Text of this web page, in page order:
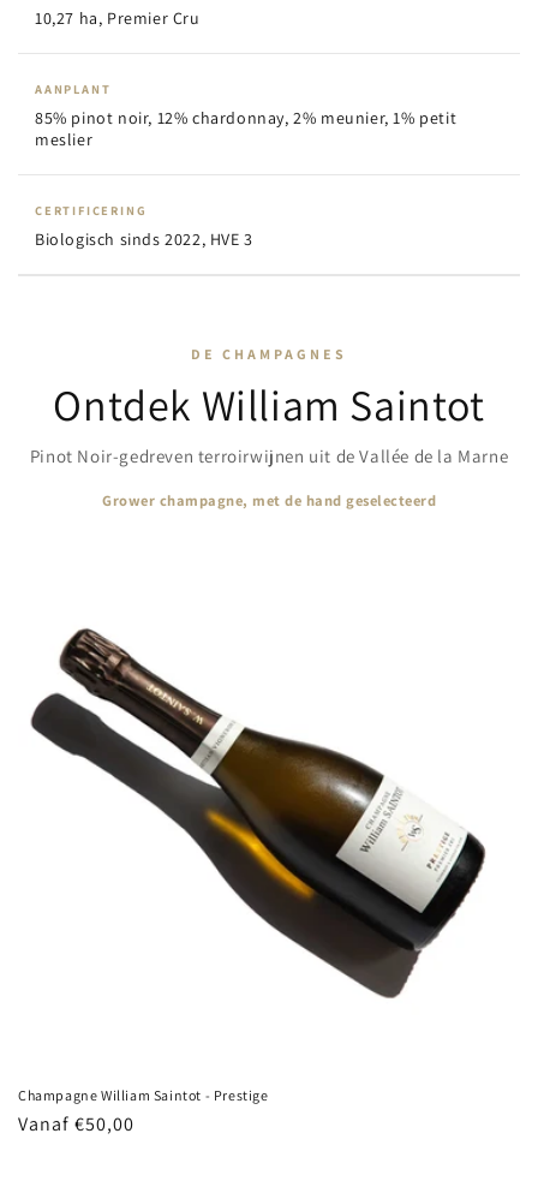
10,27 ha, Premier Cru
AANPLANT
85% pinot noir, 12% chardonnay, 2% meunier, 1% petit
meslier
CERTIFICERING
Biologisch sinds 2022, HVE 3
DE CHAMPAGNES
Ontdek William Saintot
Pinot Noir-gedreven terroirwijnen uit de Vallée de la Marne
Grower champagne, met de hand geselecteerd
Champagne William Saintot - Prestige
Normale
Vanaf €50,00